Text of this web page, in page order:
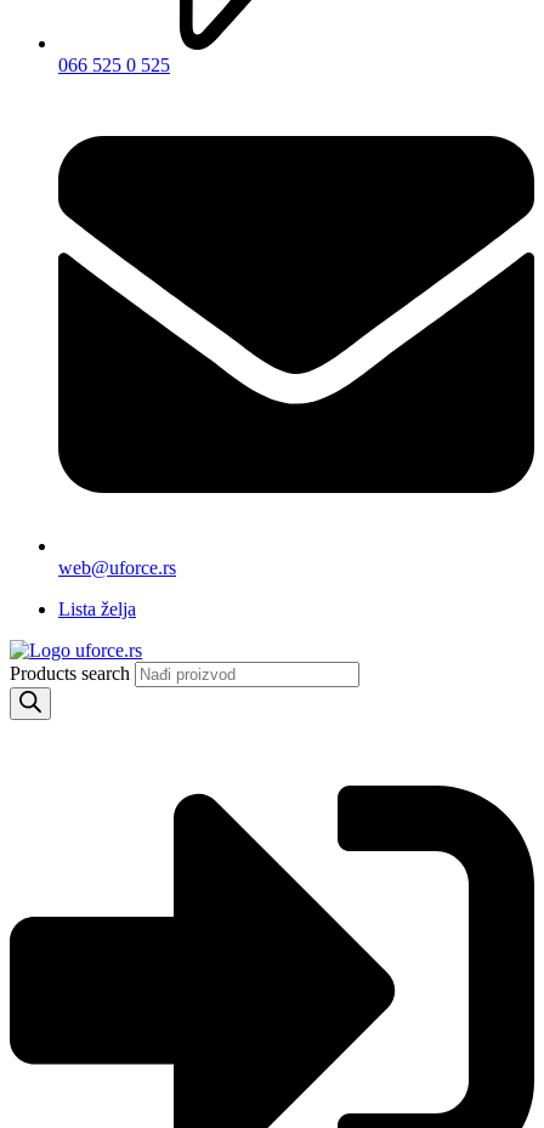
066 525 0 525
web@uforce.rs
Lista želja
Products search